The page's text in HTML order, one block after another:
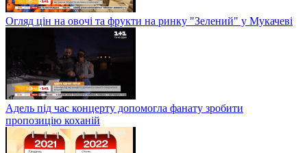
Огляд цін на овочі та фрукти на ринку "Зелений" у Мукачеві
Адель під час концерту допомогла фанату зробити
пропозицію коханій